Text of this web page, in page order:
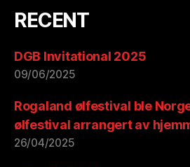
RECENT
DGB Invitational 2025
09/06/2025
Rogaland ølfestival ble
ølfestival arrangert av
26/04/2025